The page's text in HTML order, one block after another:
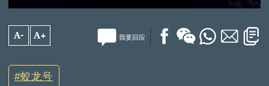
A- A+ 我要回应
蛟龙号